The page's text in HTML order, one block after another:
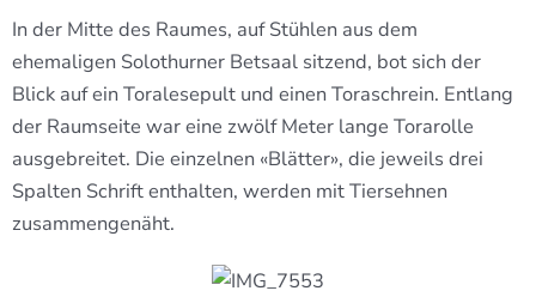
In der Mitte des Raumes, auf Stühlen aus dem
ehemaligen Solothurner Betsaal sitzend, bot sich der
Blick auf ein Toralesepult und einen Toraschrein. Entlang
der Raumseite war eine zwölf Meter lange Torarolle
ausgebreitet. Die einzelnen «Blätter», die jeweils drei
Spalten Schrift enthalten, werden mit Tiersehnen
zusammengenäht.